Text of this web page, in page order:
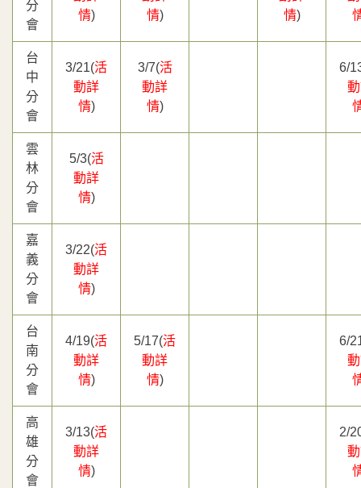
分
會
情)
情)
情)
台
中
分
會
3/21(活
動詳
情)
3/7(活
動詳
情)
6/
雲
林
分
會
5/3(活
動詳
情)
嘉
義
分
會
3/22(活
動詳
情)
台
南
分
會
4/19(活
動詳
情)
5/17(活
動詳
情)
6/
高
雄
分
會
3/13(活
動詳
情)
2/